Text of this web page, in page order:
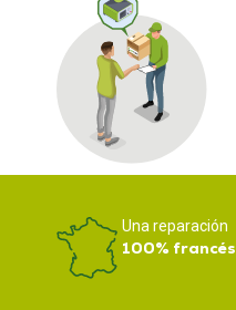
Una reparación
100% francés